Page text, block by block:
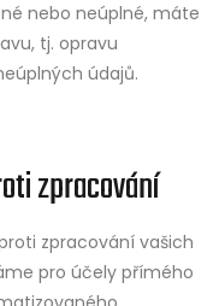
nebo neúplné, máte
tj. opravu
údajů.
zpracování
zpracování vašich
pro účely přímého